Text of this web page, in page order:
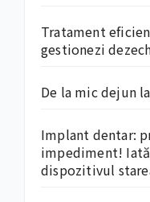
Tratament
gestionezi
De la mic dejun
Implant dentar:
impediment!
dispozitivul